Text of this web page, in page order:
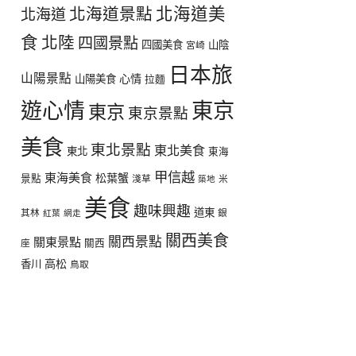
北海道北海道景點 北海道美
食 北陸 四國景點 四國美食 宮崎 山陰
山陽景點 山陽美食 心情 拉麵 日本旅
遊心情東京 東京景點 東京
美食 東北 東北景點 東北美食 東海
景點 東海美食 松葉蟹 淺草 甲信越 築地 米
其林 紅葉 網走 美食趣味興趣 道東 銀
座 關東景點 關西 關西景點 關西美食
香川 高松 鳥取